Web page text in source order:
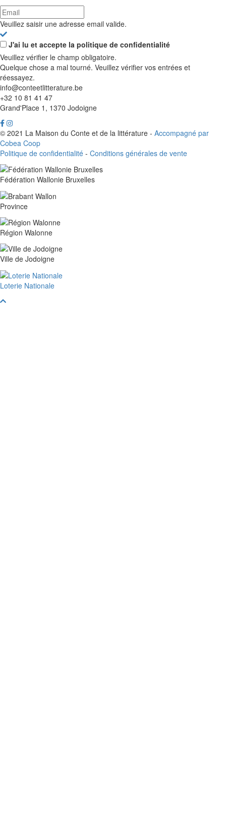
Veuillez saisir une adresse email valide.
J'ai lu et accepte la politique de confidentialité
Veuillez vérifier le champ obligatoire.
Quelque chose a mal tourné. Veuillez vérifier vos entrées et
réessayez.
info@conteetlitterature.be
+32 10 81 41 47
Grand'Place 1, 1370 Jodoigne
© 2021 La Maison du Conte et de la littérature - Accompagné par
Cobea Coop
Politique de confidentialité - Conditions générales de vente
Fédération Wallonie Bruxelles
Province
Région Walonne
Ville de Jodoigne
Loterie Nationale
Faire